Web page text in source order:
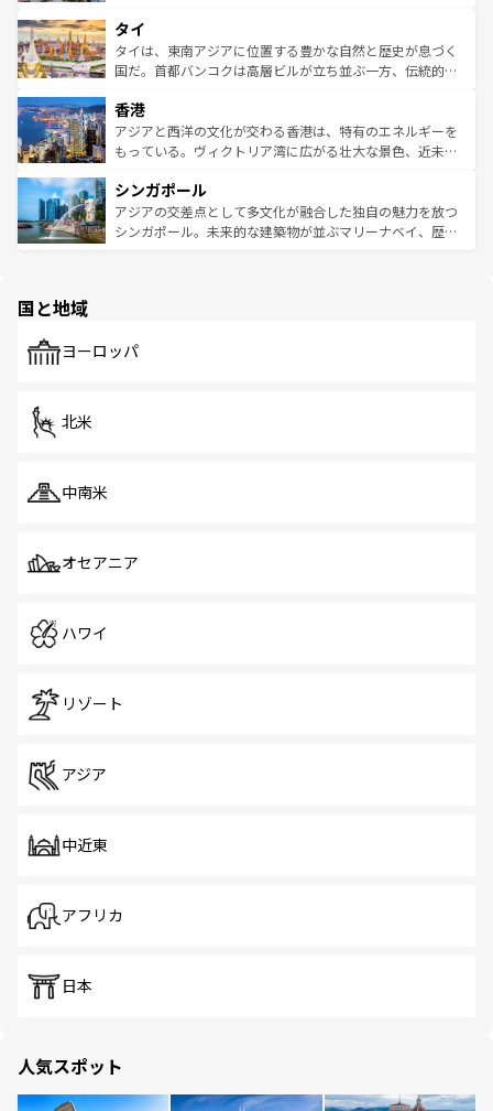
リティに包まれながら、韓国の多彩な魅力を心ゆくまで味
わってみてほしい。 なお、新着の韓国情報はコンテンツ一
覧を参照してほしい。
急速な発展と共に伝統が息づく。ハノイの古い町並みやホ
ーチミン市のフランス統治時代の建物も、独特の雰囲気を
醸し出している。また、バラエティの豊かさとおいしさで
とつ。フォーやバインミー、ベトナムコーヒーなどは、ぜ
ひ現地で味わいたい。どの地域を訪れてもあたたかい人々
が旅行者を迎えてくれるので、きっと忘れられない旅にな
参照してほしい。
タイ
タイは、東南アジアに位置する豊かな自然と歴史が息づく
国だ。首都バンコクは高層ビルが立ち並ぶ一方、伝統的な
の活気が交差している。北部ではチェンマイなどの山岳地
帯で自然と触れ合い、南部ではプーケットやクラビの美し
いビーチでリゾート気分を楽しむことができる。タイ料理
激する。気候は一年中温暖で、どの季節にも異なる楽しみ
が待っている。親しみやすいタイの人々、仏教を中心とし
た文化、そして多様な観光資源が、訪れる旅人を魅了し続
香港
アジアと西洋の文化が交わる香港は、特有のエネルギーを
もっている。ヴィクトリア湾に広がる壮大な景色、近未来
み、どこを訪れても感動するはず。観光スポットが密集し
ており、効率よく見どころを回れるのも魅力。息をのむよ
うな絶景から文化的な体験まで、香港を存分に楽しみ尽く
シンガポール
アジアの交差点として多文化が融合した独自の魅力を放つ
シンガポール。未来的な建築物が並ぶマリーナベイ、歴史
で、ホーカーズは地元の風情を楽しめる外せないスポット
国と地域
ヨーロッパ
北米
中南米
オセアニア
ハワイ
リゾート
アジア
中近東
アフリカ
日本
人気スポット